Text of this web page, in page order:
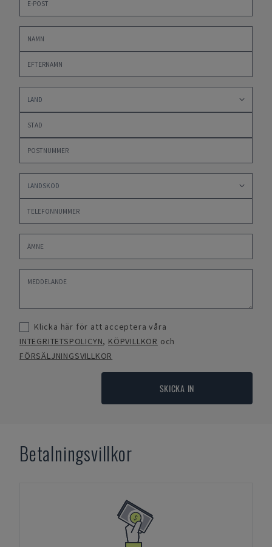
Klicka här för att acceptera våra
INTEGRITETSPOLICYN, KÖPVILLKOR och
FÖRSÄLJNINGSVILLKOR
SKICKA IN
Betalningsvillkor